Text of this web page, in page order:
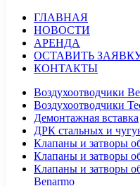
ГЛАВНАЯ
НОВОСТИ
АРЕНДА
ОСТАВИТЬ
КОНТАКТЫ
Воздухоотводчики
Воздухоотводчики
Демонтажная вставка
ДРК стальных и
Клапаны и затворы
Клапаны и затворы
Клапаны и затворы
Benarmo